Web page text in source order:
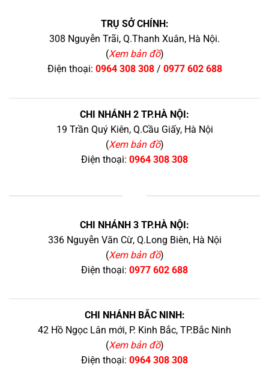
TRỤ SỞ CHÍNH:
308 Nguyễn Trãi, Q.Thanh Xuân, Hà Nội.
(Xem bản đồ)
Điện thoại: 0964 308 308/ 0977 602 688
CHI NHÁNH 2 TP.HÀ NỘI:
19 Trần Quý Kiên, Q.Cầu Giấy, Hà Nội
(Xem bản đồ)
Điện thoại: 0964 308 308
CHI NHÁNH 3 TP.HÀ NỘI:
336 Nguyễn Văn Cừ, Q.Long Biên, Hà Nội
(Xem bản đồ)
Điện thoại: 0977 602 688
CHI NHÁNH BẮC NINH:
42 Hồ Ngọc Lân mới, P. Kinh Bắc, TP.Bắc Ninh
(Xem bản đồ)
Điện thoại: 0964 308 308